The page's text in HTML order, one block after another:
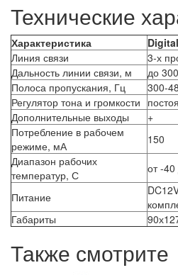
Технические
Характеристика
Линия связи
3-х
Дальность линии связи, м
до 300
Полоса пропускания, Гц
300-
Регулятор тона и громкости
Дополнительные выходы
+
Потребление в рабочем
режиме, мА
150
Диапазон рабочих
температур, С
от -
Питание
Габариты
Также смотрите